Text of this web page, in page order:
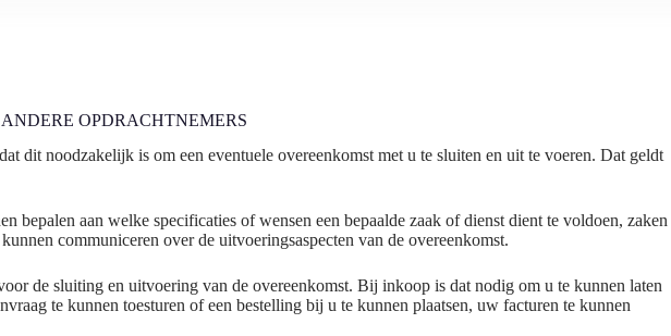
OPDRACHTNEMERS
dit noodzakelijk is om een eventuele overeenkomst met u te sluiten en uit te voeren. Dat geldt
aan welke specificaties of wensen een bepaalde zaak of dienst dient te voldoen, zaken
communiceren over de uitvoeringsaspecten van de overeenkomst.
de sluiting en uitvoering van de overeenkomst. Bij inkoop is dat nodig om u te kunnen laten
te kunnen toesturen of een bestelling bij u te kunnen plaatsen, uw facturen te kunnen